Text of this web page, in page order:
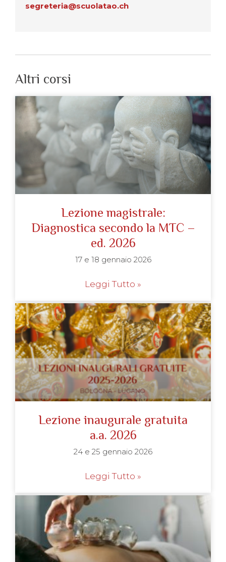
segreteria@scuolatao.ch
Altri corsi
Lezione magistrale:
Diagnostica secondo la MTC –
ed. 2026
17 e 18 gennaio 2026
Leggi Tutto »
Lezione inaugurale gratuita
a.a. 2026
24 e 25 gennaio 2026
Leggi Tutto »